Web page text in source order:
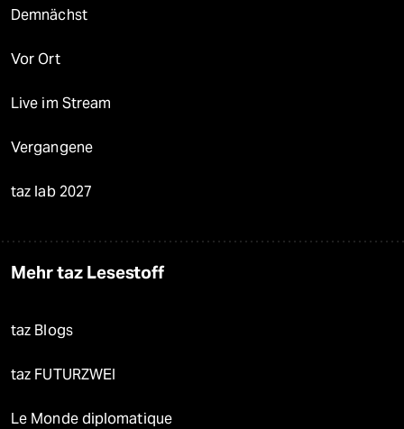
Demnächst
Vor Ort
Live im Stream
Vergangene
taz lab 2027
Mehr taz Lesestoff
taz Blogs
taz FUTURZWEI
Le Monde diplomatique